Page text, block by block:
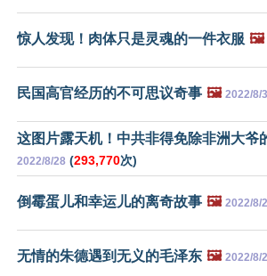
惊人发现！肉体只是灵魂的一件衣服 🖼️
民国高官经历的不可思议奇事 🖼️ 2022/8/
这图片露天机！中共非得免除非洲大爷
2022/8/28 (293,770次)
倒霉蛋儿和幸运儿的离奇故事 🖼️ 2022/8/
无情的朱德遇到无义的毛泽东 🖼️ 2022/8/